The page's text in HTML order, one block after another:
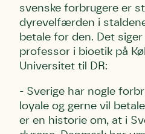
svenske forbrugere er
dyrevelfærden i
betale for den. Det
professor i bioetik på
Universitet til DR:
- Sverige har nogle
loyale og gerne vil
er en historie om, at i